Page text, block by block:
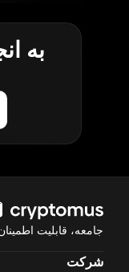
به
جامعه، قابلیت
شرکت